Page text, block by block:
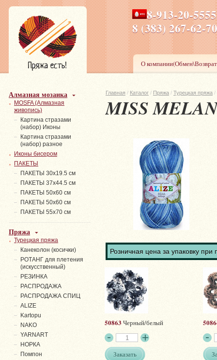
8-913-20-
8 (383) 267-
ПН-ПТ 8-17,СБ-ВС 9-
О
Главная / Каталог / Пряжа / Турецкая пряжа /
MISS
Розничная цена за упаковку при
50863 Черный/белый
Заказать
Алмазная мозаика
MOSFA (Алмазная
живопись)
Картина стразами
(набор) Иконы
Картина стразами
(набор) разное
Иконы бисером
ПАКЕТЫ
ПАКЕТЫ 30х19.5 см
ПАКЕТЫ 37х44.5 см
ПАКЕТЫ 50х60 см
ПАКЕТЫ 50х60 см
ПАКЕТЫ 55х70 см
Пряжа
Турецкая пряжа
Канеколон (косички)
РОТАНГ для плетения
(искусственный)
PЕЗИНКА
РАСПРОДАЖА
РАСПРОДАЖА СПИЦ
ALIZE
Kartopu
NAKO
YARNART
НОРКА
Помпон